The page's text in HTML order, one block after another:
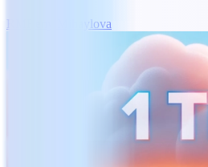
RM Reny Mihaylova